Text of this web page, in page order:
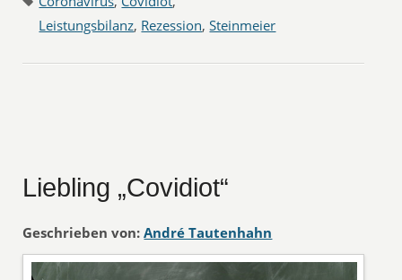
Leistungsbilanz, Rezession,Steinmeier
Liebling „Covidiot“
Geschrieben von: André Tautenhahn